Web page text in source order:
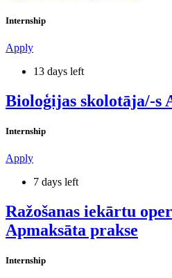
Internship
Apply
13 days left
Bioloģijas skolotāja/-s
Internship
Apply
7 days left
Ražošanas iekārtu
Apmaksāta prakse
Internship